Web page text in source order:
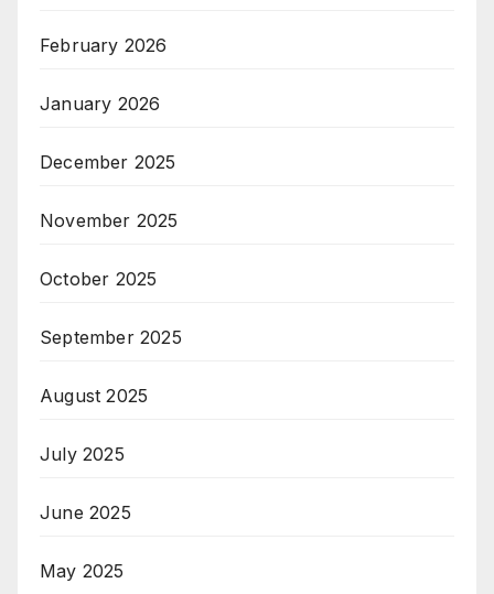
February 2026
January 2026
December 2025
November 2025
October 2025
September 2025
August 2025
July 2025
June 2025
May 2025